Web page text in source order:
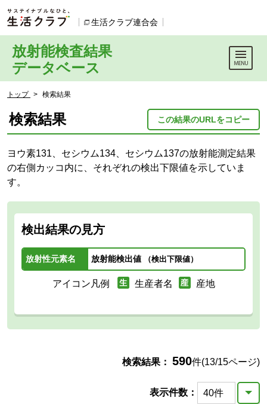
ページの先頭です。
生活クラブ連合会
放射能検査結果
データベース
トップ > 検索結果
現在位置ここまで
検索結果 この結果のURLをコピー
ヨウ素131、セシウム134、セシウム137の放射能測定結果
の右側カッコ内に、それぞれの検出下限値を示していま
す。
検出結果の見方
放射性元素名 放射能検出値 （検出下限値）
アイコン凡例 生産者名 産地
検索結果： 590件(13/15ページ)
表示件数：